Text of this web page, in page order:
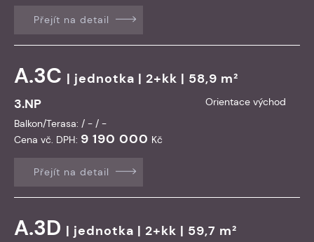
Přejít na detail
A.3C | jednotka | 2+kk | 58,9 m²
3.NP
Orientace východ
Balkon/Terasa: / - / -
Cena vč. DPH: 9 190 000 Kč
Přejít na detail
A.3D | jednotka | 2+kk | 59,7 m²